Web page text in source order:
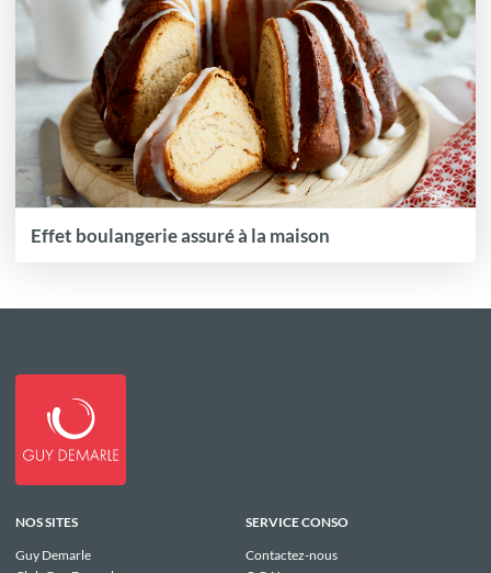
Effet boulangerie assuré à la maison
NOS SITES
Guy Demarle
SERVICE CONSO
Contactez-nous